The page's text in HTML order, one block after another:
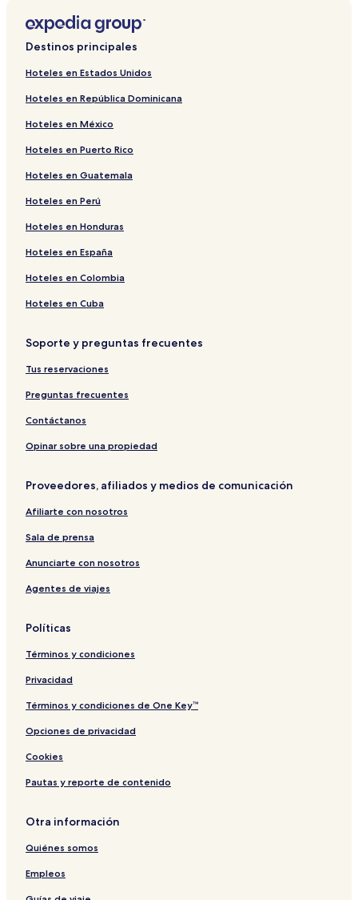
Destinos principales
Hoteles en Estados Unidos
Hoteles en República Dominicana
Hoteles en México
Hoteles en Puerto Rico
Hoteles en Guatemala
Hoteles en Perú
Hoteles en Honduras
Hoteles en España
Hoteles en Colombia
Hoteles en Cuba
Soporte y preguntas frecuentes
Tus reservaciones
Preguntas frecuentes
Contáctanos
Opinar sobre una propiedad
Proveedores, afiliados y medios de comunicación
Afiliarte con nosotros
Sala de prensa
Anunciarte con nosotros
Agentes de viajes
Políticas
Términos y condiciones
Privacidad
Términos y condiciones de One Key™
Opciones de privacidad
Cookies
Pautas y reporte de contenido
Otra información
Quiénes somos
Empleos